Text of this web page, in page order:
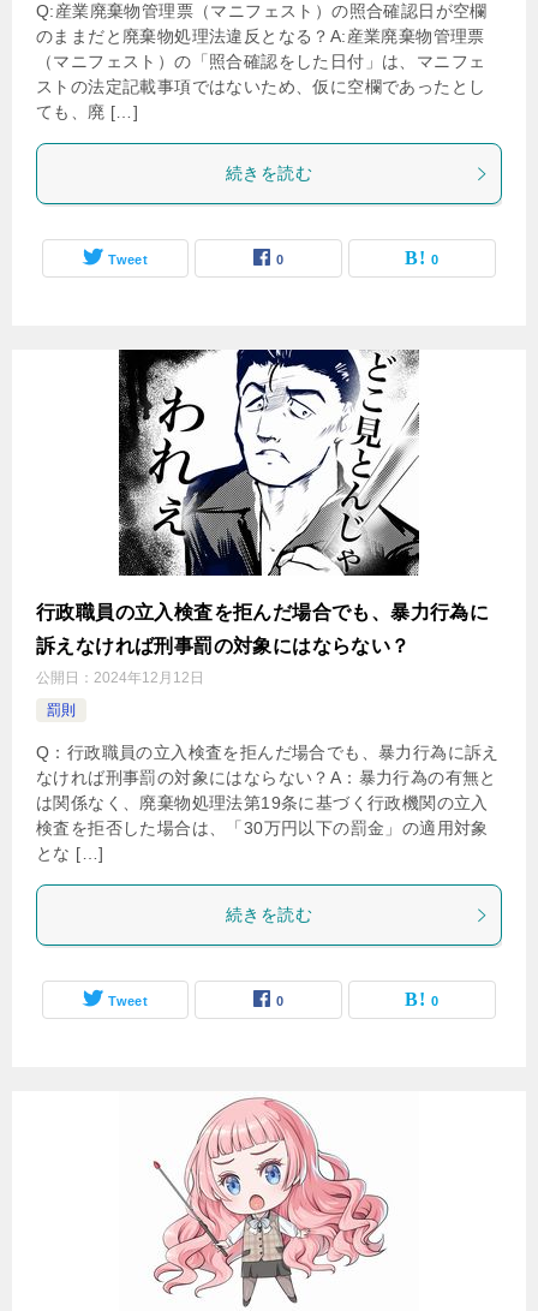
Q:産業廃棄物管理票（マニフェスト）の照合確認日が空欄
のままだと廃棄物処理法違反となる？A:産業廃棄物管理票
（マニフェスト）の「照合確認をした日付」は、マニフェ
ストの法定記載事項ではないため、仮に空欄であったとし
ても、廃 […]
続きを読む
Tweet 0 0
行政職員の立入検査を拒んだ場合でも、暴力行為に
訴えなければ刑事罰の対象にはならない？
公開日： 2024年12月12日
罰則
Q：行政職員の立入検査を拒んだ場合でも、暴力行為に訴え
なければ刑事罰の対象にはならない？A：暴力行為の有無と
は関係なく、廃棄物処理法第19条に基づく行政機関の立入
検査を拒否した場合は、「30万円以下の罰金」の適用対象
とな […]
続きを読む
Tweet 0 0